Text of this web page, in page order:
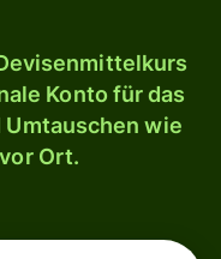
Konto für das
wie
Ort.